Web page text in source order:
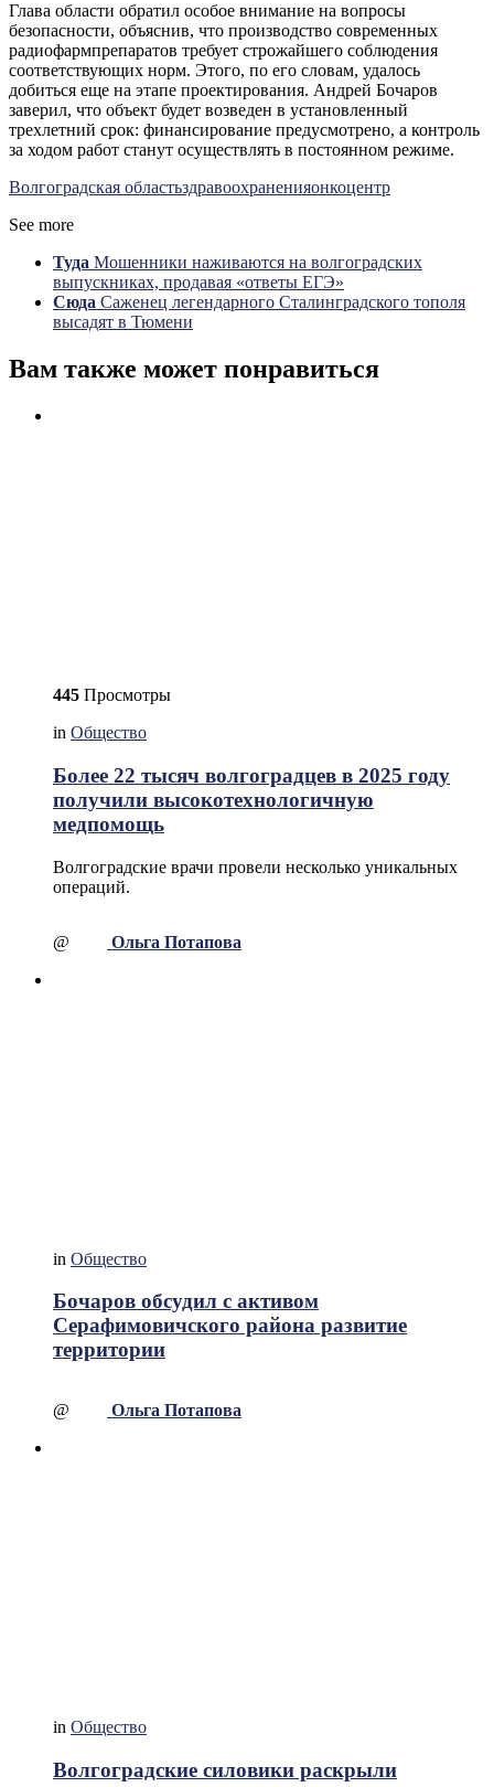
Глава области обратил особое внимание на вопросы
безопасности, объяснив, что производство современных
радиофармпрепаратов требует строжайшего соблюдения
соответствующих норм. Этого, по его словам, удалось
добиться еще на этапе проектирования. Андрей Бочаров
заверил, что объект будет возведен в установленный
трехлетний срок: финансирование предусмотрено, а контроль
за ходом работ станут осуществлять в постоянном режиме.
Волгоградская областьздравоохраненияонкоцентр
See more
Туда Мошенники наживаются на волгоградских
выпускниках, продавая «ответы ЕГЭ»
Сюда Саженец легендарного Сталинградского тополя
высадят в Тюмени
Вам также может понравиться
445 Просмотры
in Общество
Более 22 тысяч волгоградцев в 2025 году
получили высокотехнологичную
медпомощь
Волгоградские врачи провели несколько уникальных
операций.
@ Ольга Потапова
in Общество
Бочаров обсудил с активом
Серафимовичского района развитие
территории
@ Ольга Потапова
in Общество
Волгоградские силовики раскрыли